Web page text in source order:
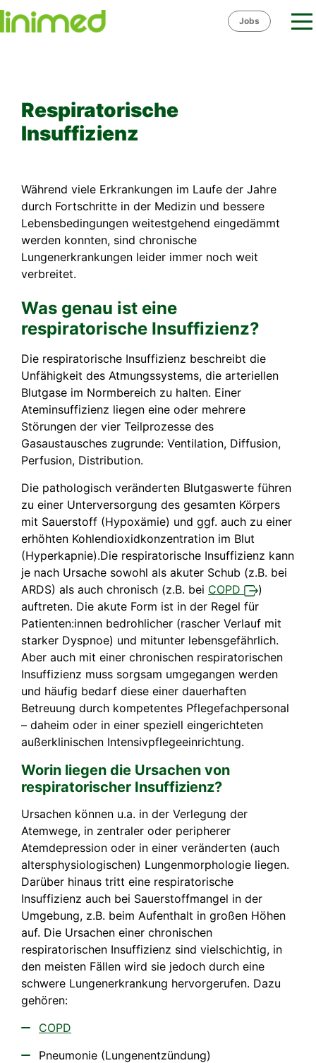
Skip
Jobs
Respiratorische
Insuffizienz
Während viele Erkrankungen im Laufe der Jahre
durch Fortschritte in der Medizin und bessere
Lebensbedingungen weitestgehend eingedämmt
werden konnten, sind chronische
Lungenerkrankungen leider immer noch weit
verbreitet.
Was genau ist eine
respiratorische Insuffizienz?
Die respiratorische Insuffizienz beschreibt die
Unfähigkeit des Atmungssystems, die arteriellen
Blutgase im Normbereich zu halten. Einer
Ateminsuffizienz liegen eine oder mehrere
Störungen der vier Teilprozesse des
Gasaustausches zugrunde: Ventilation, Diffusion,
Perfusion, Distribution.
Die pathologisch veränderten Blutgaswerte führen
zu einer Unterversorgung des gesamten Körpers
mit Sauerstoff (Hypoxämie) und ggf. auch zu einer
erhöhten Kohlendioxidkonzentration im Blut
(Hyperkapnie).Die respiratorische Insuffizienz kann
je nach Ursache sowohl als akuter Schub (z.B. bei
ARDS) als auch chronisch (z.B. bei COPD
)
auftreten. Die akute Form ist in der Regel für
Patienten:innen bedrohlicher (rascher Verlauf mit
starker Dyspnoe) und mitunter lebensgefährlich.
Aber auch mit einer chronischen respiratorischen
Insuffizienz muss sorgsam umgegangen werden
und häufig bedarf diese einer dauerhaften
Betreuung durch kompetentes Pflegefachpersonal
– daheim oder in einer speziell eingerichteten
außerklinischen Intensivpflegeeinrichtung.
Worin liegen die Ursachen von
respiratorischer Insuffizienz?
Ursachen können u.a. in der Verlegung der
Atemwege, in zentraler oder peripherer
Atemdepression oder in einer veränderten (auch
altersphysiologischen) Lungenmorphologie liegen.
Darüber hinaus tritt eine respiratorische
Insuffizienz auch bei Sauerstoffmangel in der
Umgebung, z.B. beim Aufenthalt in großen Höhen
auf. Die Ursachen einer chronischen
respiratorischen Insuffizienz sind vielschichtig, in
den meisten Fällen wird sie jedoch durch eine
schwere Lungenerkrankung hervorgerufen. Dazu
gehören:
COPD
Pneumonie (Lungenentzündung)